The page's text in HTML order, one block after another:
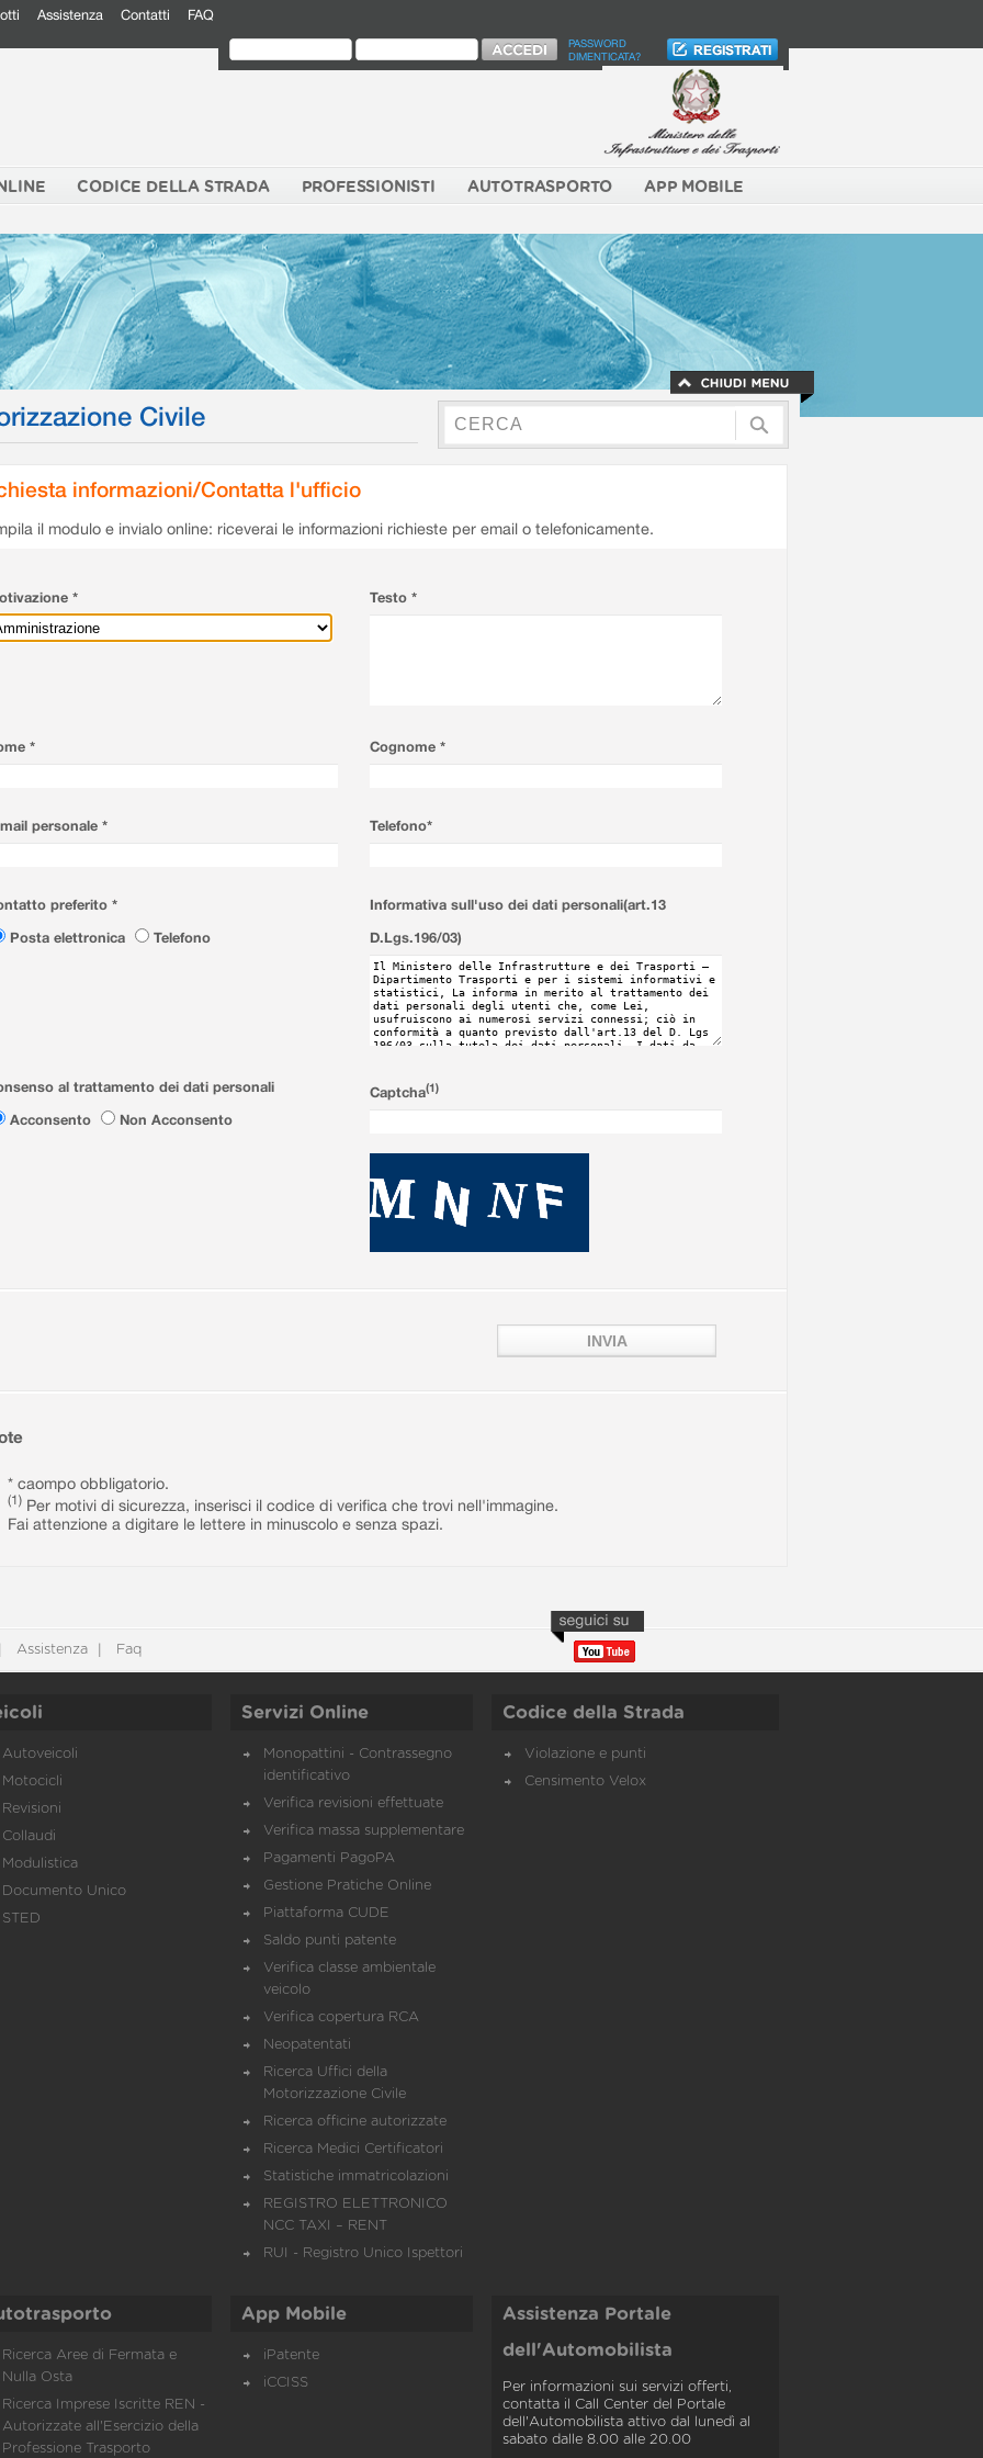
Assistenza Contatti FAQ
PASSWORD
DIMENTICATA?
CODICE DELLA STRADA PROFESSIONISTI AUTOTRASPORTO APP MOBILE
Civile
informazioni/Contatta l'ufficio
il modulo e invialo online: riceverai le informazioni richieste per email o telefonicamente.
* Testo *
* Cognome *
personale * Telefono*
preferito *
Posta elettronica
Telefono
Informativa sull'uso dei dati personali(art.13
D.Lgs.196/03)
al trattamento dei dati personali
Acconsento
Non Acconsento
Captcha(1)
* caompo obbligatorio.
(1) Per motivi di sicurezza, inserisci il codice di verifica che trovi nell'immagine.
Fai attenzione a digitare le lettere in minuscolo e senza spazi.
Assistenza Faq
Autoveicoli
Motocicli
Revisioni
Collaudi
Modulistica
Documento Unico
STED
Servizi Online
Monopattini - Contrassegno
identificativo
Verifica revisioni effettuate
Verifica massa supplementare
Pagamenti PagoPA
Gestione Pratiche Online
Piattaforma CUDE
Saldo punti patente
Verifica classe ambientale
veicolo
Verifica copertura RCA
Neopatentati
Ricerca Uffici della
Motorizzazione Civile
Ricerca officine autorizzate
Ricerca Medici Certificatori
Statistiche immatricolazioni
REGISTRO ELETTRONICO
NCC TAXI – RENT
RUI - Registro Unico Ispettori
Codice della Strada
Violazione e punti
Censimento Velox
Ricerca Aree di Fermata e
Nulla Osta
Ricerca Imprese Iscritte REN -
Autorizzate all'Esercizio della
Professione Trasporto
App Mobile
iPatente
iCCISS
Assistenza Portale
dell'Automobilista
Per informazioni sui servizi offerti,
contatta il Call Center del Portale
dell'Automobilista attivo dal lunedì al
sabato dalle 8.00 alle 20.00